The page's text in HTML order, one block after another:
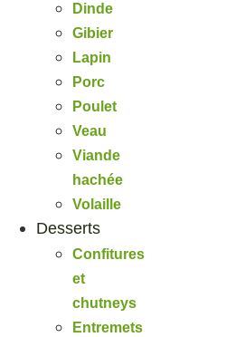
Dinde
Gibier
Lapin
Porc
Poulet
Veau
Viande
hachée
Volaille
Desserts
Confitures
et
chutneys
Entremets